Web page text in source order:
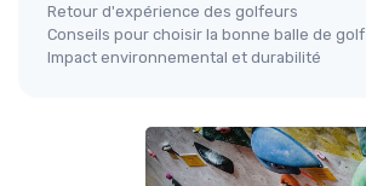
Retour d'expérience des golfeurs
Conseils pour choisir la bonne balle de golf
Impact environnemental et durabilité